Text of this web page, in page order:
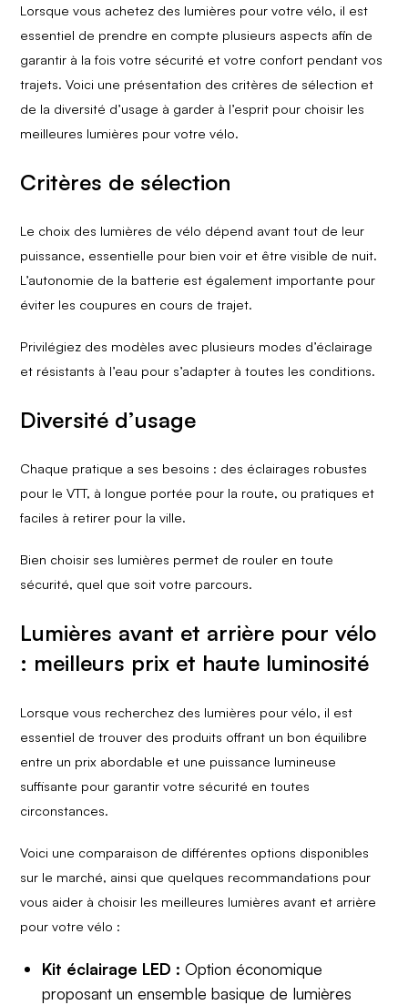
Lorsque vous achetez des lumières pour votre vélo, il est
essentiel de prendre en compte plusieurs aspects afin de
garantir à la fois votre sécurité et votre confort pendant vos
trajets. Voici une présentation des critères de sélection et
de la diversité d’usage à garder à l’esprit pour choisir les
meilleures lumières pour votre vélo.
Critères de sélection​
Le choix des lumières de vélo dépend avant tout de leur
puissance, essentielle pour bien voir et être visible de nuit.​
L’autonomie de la batterie est également importante pour
éviter les coupures en cours de trajet.​
Privilégiez des modèles avec plusieurs modes d’éclairage
et résistants à l’eau pour s’adapter à toutes les conditions.​
Diversité d’usage​
Chaque pratique a ses besoins : des éclairages robustes
pour le VTT, à longue portée pour la route, ou pratiques et
faciles à retirer pour la ville.​
Bien choisir ses lumières permet de rouler en toute
sécurité, quel que soit votre parcours.​
Lumières avant et arrière pour vélo
: meilleurs prix et haute luminosité
Lorsque vous recherchez des lumières pour vélo, il est
essentiel de trouver des produits offrant un bon équilibre
entre un prix abordable et une puissance lumineuse
suffisante pour garantir votre sécurité en toutes
circonstances.
Voici une comparaison de différentes options disponibles
sur le marché, ainsi que quelques recommandations pour
vous aider à choisir les meilleures lumières avant et arrière
pour votre vélo :
Kit éclairage LED : Option économique
proposant un ensemble basique de lumières